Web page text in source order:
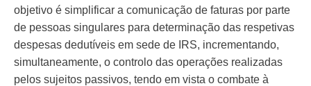
objetivo é simplificar a comunicação de faturas por parte
de pessoas singulares para determinação das respetivas
despesas dedutíveis em sede de IRS, incrementando,
simultaneamente, o controlo das operações realizadas
pelos sujeitos passivos, tendo em vista o combate à